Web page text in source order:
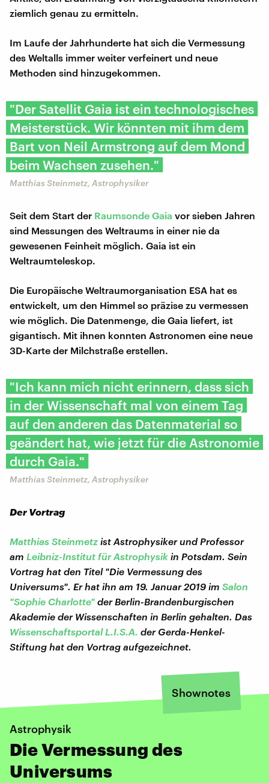
ziemlich genau zu ermitteln.
Im Laufe der Jahrhunderte hat sich die Vermessung
des Weltalls immer weiter verfeinert und neue
Methoden sind hinzugekommen.
"Der Satellit Gaia ist ein technologisches
Meisterstück. Wir könnten mit ihm dem
Bart von Neil Armstrong auf dem Mond
beim Wachsen zusehen."
Matthias Steinmetz, Astrophysiker
Seit dem Start der Raumsonde Gaia vor sieben Jahren
sind Messungen des Weltraums in einer nie da
gewesenen Feinheit möglich. Gaia ist ein
Weltraumteleskop.
Die Europäische Weltraumorganisation ESA hat es
entwickelt, um den Himmel so präzise zu vermessen
wie möglich. Die Datenmenge, die Gaia liefert, ist
gigantisch. Mit ihnen konnten Astronomen eine neue
3D-Karte der Milchstraße erstellen.
"Ich kann mich nicht erinnern, dass sich
in der Wissenschaft mal von einem Tag
auf den anderen das Datenmaterial so
geändert hat, wie jetzt für die Astronomie
durch Gaia."
Matthias Steinmetz, Astrophysiker
Der Vortrag
Matthias Steinmetz ist Astrophysiker und Professor
am Leibniz-Institut für Astrophysik in Potsdam. Sein
Vortrag hat den Titel "Die Vermessung des
Universums". Er hat ihn am 19. Januar 2019 im Salon
"Sophie Charlotte" der Berlin-Brandenburgischen
Akademie der Wissenschaften in Berlin gehalten. Das
Wissenschaftsportal L.I.S.A. der Gerda-Henkel-
Stiftung hat den Vortrag aufgezeichnet.
Shownotes
Astrophysik
Die Vermessung des
Universums